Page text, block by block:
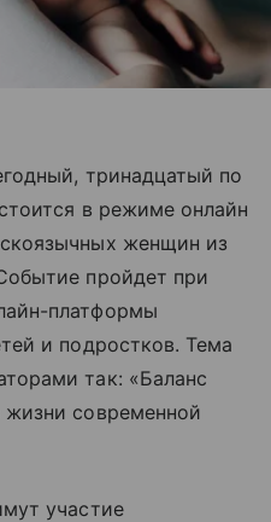
тринадцатый по
в режиме онлайн
женщин из
пройдет при
платформы
и подростков. Тема
так: «Баланс
современной
участие